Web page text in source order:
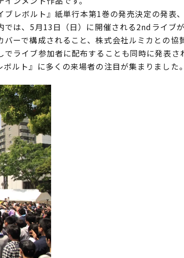
レボルト』紙単行本第1巻の発売決定の発表
は、5月13日（日）に開催される2ndライブ
ーで構成されること、株式会社ルミカとの協
ライブ参加者に配布することも同時に発表さ
ルト』に多くの来場者の注目が集まりました。